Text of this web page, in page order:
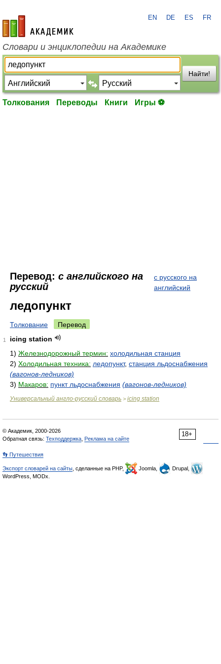
academic.ru
EN DE ES FR
Словари и энциклопедии на Академике
Найти!
Толкования Переводы Книги Игры ⚽
Перевод: с английского на
русский
с русского на
английский
ледопункт
Толкование Перевод
1
icing station
1) Железнодорожный термин: холодильная станция
2) Холодильная техника: ледопункт, станция льдоснабжения
(вагонов-ледников)
3) Макаров: пункт льдоснабжения (вагонов-ледников)
Универсальный англо-русский словарь > icing station
18+
© Академик, 2000-2026
Обратная связь: Техподдержка Реклама на сайте
👣 Путешествия
Экспорт словарей на сайты , сделанные на PHP, Joomla,
Drupal,
WordPress, MODx.